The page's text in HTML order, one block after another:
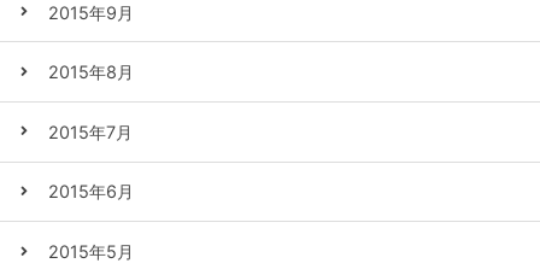
2015年9月
2015年8月
2015年7月
2015年6月
2015年5月